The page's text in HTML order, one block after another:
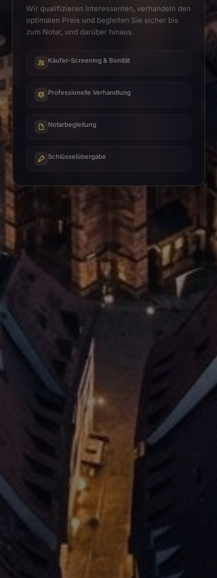
Wir qualifizieren Interessenten, verhandeln den
optimalen Preis und begleiten Sie sicher bis
zum Notar, und darüber hinaus.
Käufer-Screening & Bonität
Professionelle Verhandlung
Notarbegleitung
Schlüsselübergabe